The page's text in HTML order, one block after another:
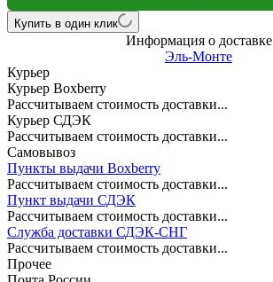
Купить в один клик
Информация о доставке
Эль-Монте
Курьер
Курьер Boxberry
Рассчитываем стоимость доставки...
Курьер СДЭК
Рассчитываем стоимость доставки...
Самовывоз
Пункты выдачи Boxberry
Рассчитываем стоимость доставки...
Пункт выдачи СДЭК
Рассчитываем стоимость доставки...
Служба доставки СДЭК-СНГ
Рассчитываем стоимость доставки...
Прочее